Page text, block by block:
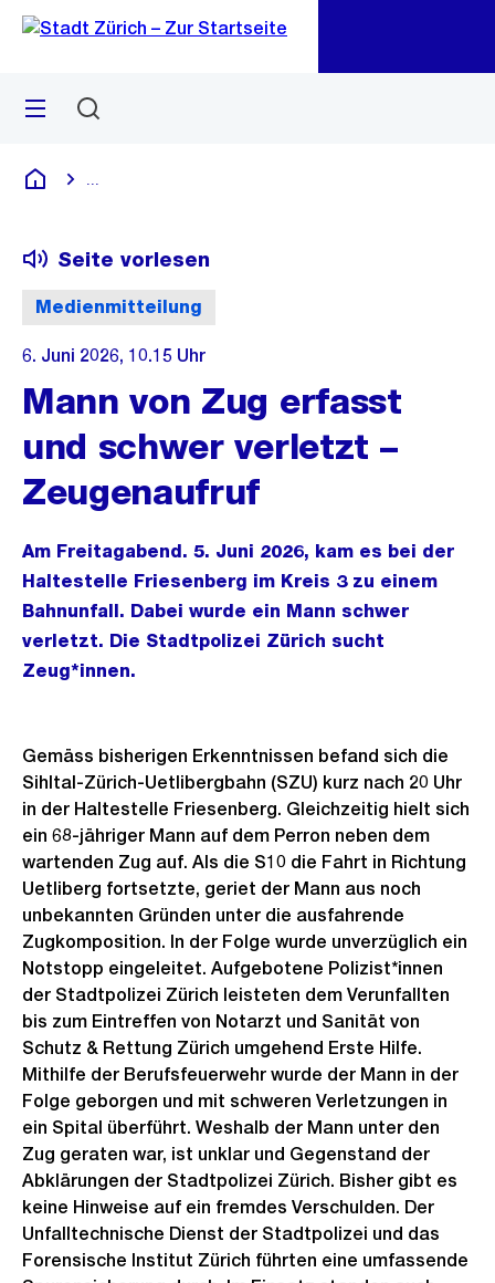
Navigation
Sprunglink
Menü
Deutsch
Medienmitteilung
Seite vorlesen
6. Juni 2026, 10.15 Uhr
Mann von Zug erfasst
und schwer verletzt –
Zeugenaufruf
Am Freitagabend. 5. Juni 2026, kam es bei der
Haltestelle Friesenberg im Kreis 3 zu einem
Bahnunfall. Dabei wurde ein Mann schwer
verletzt. Die Stadtpolizei Zürich sucht
Zeug*innen.
Gemäss bisherigen Erkenntnissen befand sich die
Sihltal-Zürich-Uetlibergbahn (SZU) kurz nach 20 Uhr
in der Haltestelle Friesenberg. Gleichzeitig hielt sich
ein 68-jähriger Mann auf dem Perron neben dem
wartenden Zug auf. Als die S10 die Fahrt in Richtung
Uetliberg fortsetzte, geriet der Mann aus noch
unbekannten Gründen unter die ausfahrende
Zugkomposition. In der Folge wurde unverzüglich ein
Notstopp eingeleitet. Aufgebotene Polizist*innen
der Stadtpolizei Zürich leisteten dem Verunfallten
bis zum Eintreffen von Notarzt und Sanität von
Schutz & Rettung Zürich umgehend Erste Hilfe.
Mithilfe der Berufsfeuerwehr wurde der Mann in der
Folge geborgen und mit schweren Verletzungen in
ein Spital überführt. Weshalb der Mann unter den
Zug geraten war, ist unklar und Gegenstand der
Abklärungen der Stadtpolizei Zürich. Bisher gibt es
keine Hinweise auf ein fremdes Verschulden. Der
Unfalltechnische Dienst der Stadtpolizei und das
Forensische Institut Zürich führten eine umfassende